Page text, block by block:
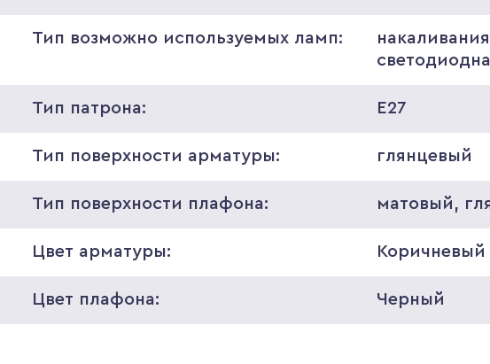
Тип возможно используемых ламп:
Тип патрона: E27
Тип поверхности арматуры: глянцевый
Тип поверхности плафона: матовый,
Цвет арматуры: Коричневый
Цвет плафона: Черный